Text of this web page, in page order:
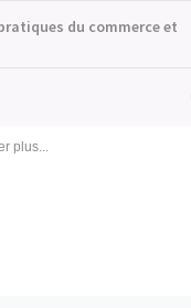
du commerce et
plus...